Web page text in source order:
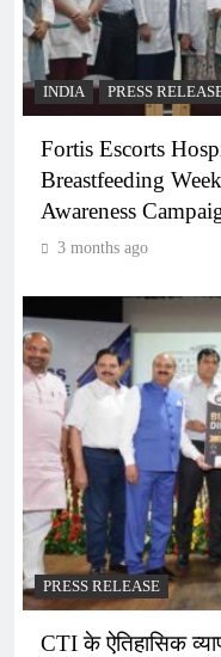
INDIA PRESS
Fortis Escorts
Breastfeeding
Awareness
3 months ago
PRESS RELEASE
CTI के ऐतिहासिक